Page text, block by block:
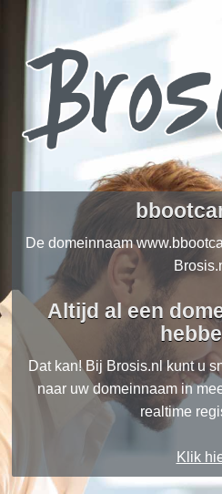
De domeinnaam
Altijd al een
Dat kan! Bij Brosis.nl kunt u
naar uw domeinnaam in
realtime
Klik